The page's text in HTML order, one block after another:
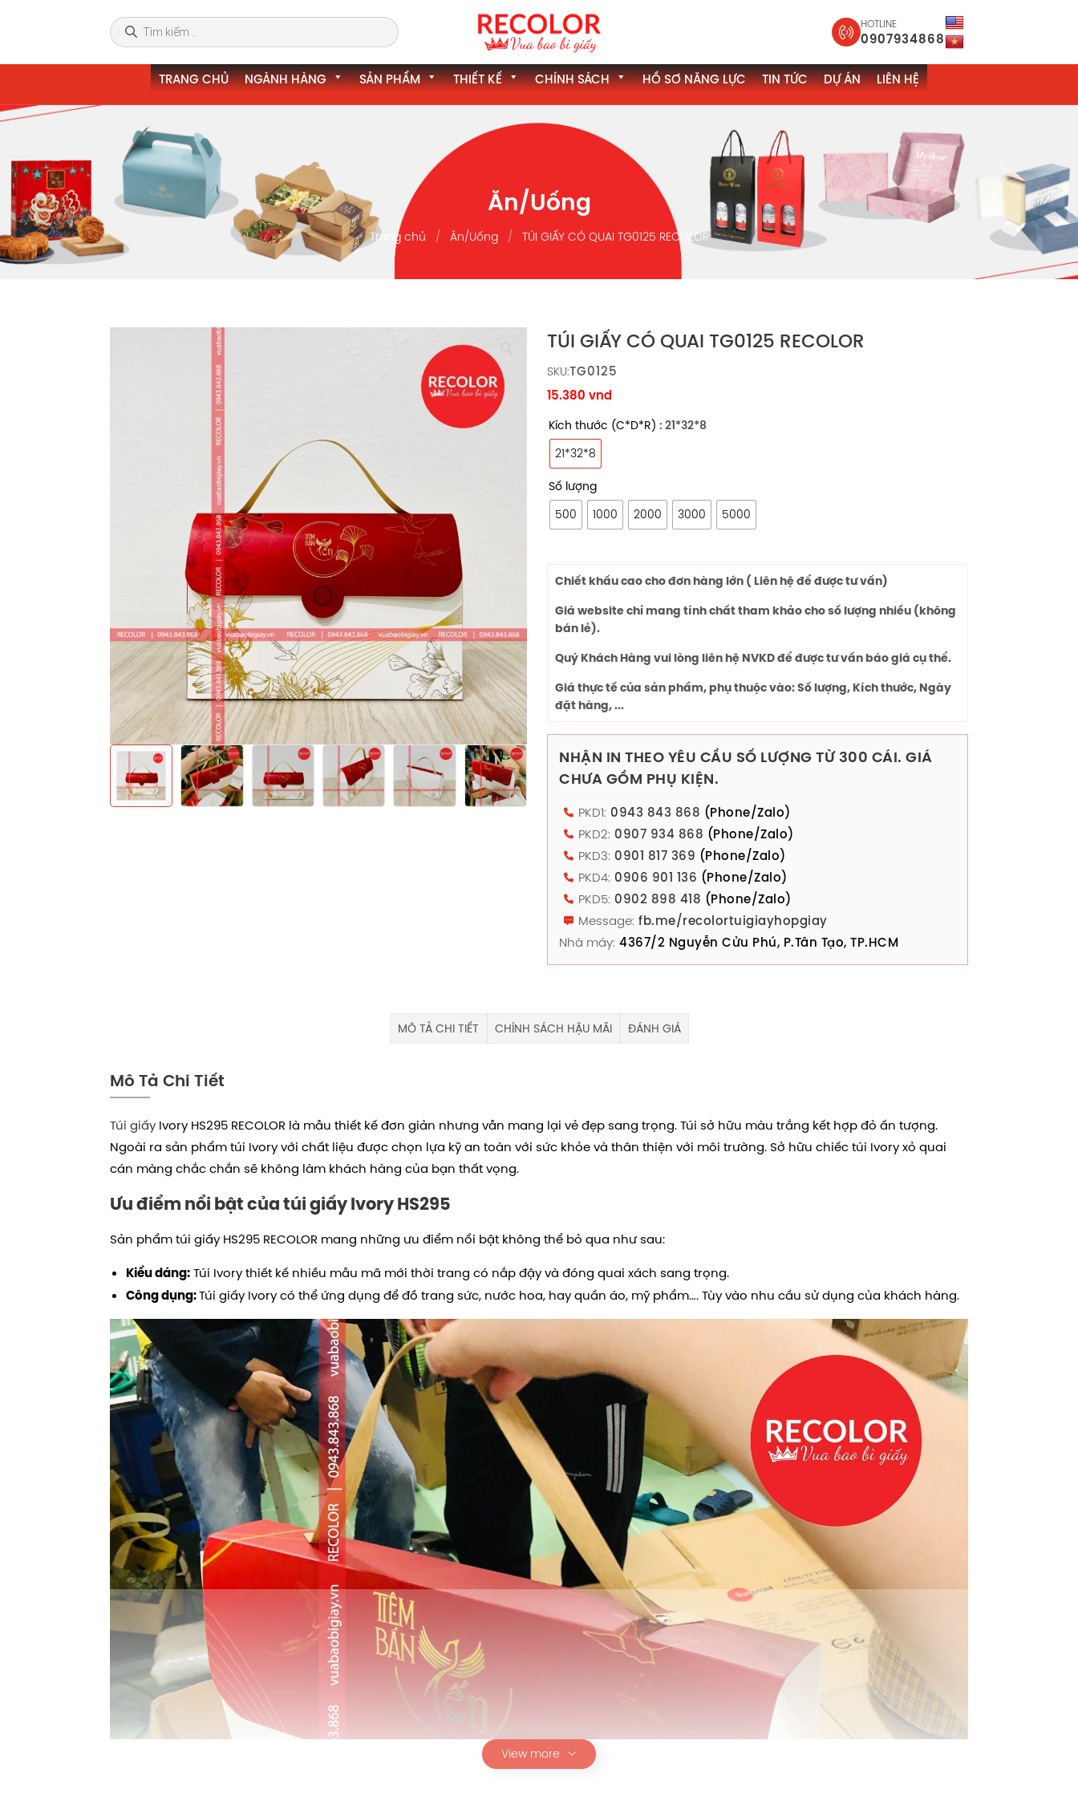
HOTLINE
0907934868
TRANG CHỦ NGÀNH HÀNG SẢN PHẨM THIẾT KẾ CHÍNH SÁCH HỒ SƠ NĂNG LỰC TIN TỨC DỰ ÁN LIÊN HỆ
Ăn/Uống
Trang chủ Ăn/Uống TÚI GIẤY CÓ QUAI TG0125 RECOLOR
TÚI GIẤY CÓ QUAI TG0125 RECOLOR
SKU:TG0125
15.380 vnd
Kích thước (C*D*R) : 21*32*8
21*32*8
Số lượng
500
1000 2000 3000 5000
Chiết khấu cao cho đơn hàng lớn ( Liên hệ để được tư vấn)
Giá website chỉ mang tính chất tham khảo cho số lượng nhiều (không
bán lẻ).
Quý Khách Hàng vui lòng liên hệ NVKD để được tư vấn báo giá cụ thể.
Giá thực tế của sản phẩm, phụ thuộc vào: Số lượng, Kích thước, Ngày
đặt hàng, ...
NHẬN IN THEO YÊU CẦU SỐ LƯỢNG TỪ 300 CÁI. GIÁ
CHƯA GỒM PHỤ KIỆN.
PKD1: 0943 843 868 (Phone/Zalo)
PKD2: 0907 934 868 (Phone/Zalo)
PKD3: 0901 817 369 (Phone/Zalo)
PKD4: 0906 901 136 (Phone/Zalo)
PKD5: 0902 898 418 (Phone/Zalo)
Message: fb.me/recolortuigiayhopgiay
Nhà máy: 4367/2 Nguyễn Cửu Phú, P.Tân Tạo, TP.HCM
MÔ TẢ CHI TIẾT CHÍNH SÁCH HẬU MÃI ĐÁNH GIÁ
Mô Tả Chi Tiết
Túi giấy Ivory HS295 RECOLOR là mẫu thiết kế đơn giản nhưng vẫn mang lại vẻ đẹp sang trọng. Túi sở hữu màu trắng kết hợp đỏ ấn tượng.
Ngoài ra sản phẩm túi Ivory với chất liệu được chọn lựa kỹ an toàn với sức khỏe và thân thiện với môi trường. Sở hữu chiếc túi Ivory xỏ quai
cán màng chắc chắn sẽ không làm khách hàng của bạn thất vọng.
Ưu điểm nổi bật của túi giấy Ivory HS295
Sản phẩm túi giấy HS295 RECOLOR mang những ưu điểm nổi bật không thể bỏ qua như sau:
Kiểu dáng: Túi Ivory thiết kế nhiều mẫu mã mới thời trang có nắp đậy và đóng quai xách sang trọng.
Công dụng:Túi giấy Ivory có thể ứng dụng để đồ trang sức, nước hoa, hay quần áo, mỹ phẩm…. Tùy vào nhu cầu sử dụng của khách hàng.
View more